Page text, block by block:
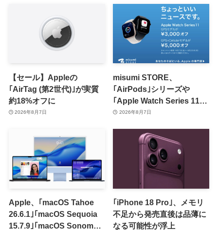
【セール】Appleの
｢AirTag (第2世代)｣が実質
約18%オフに
2026年8月7日
misumi STORE、
｢AirPods｣シリーズや
｢Apple Watch Series 11｣
のセールを開催中
2026年8月7日
Apple、｢macOS Tahoe
26.6.1｣｢macOS Sequoia
15.7.9｣｢macOS Sonoma
｢iPhone 18 Pro｣、メモリ
不足から発売直後は品薄に
なる可能性が浮上